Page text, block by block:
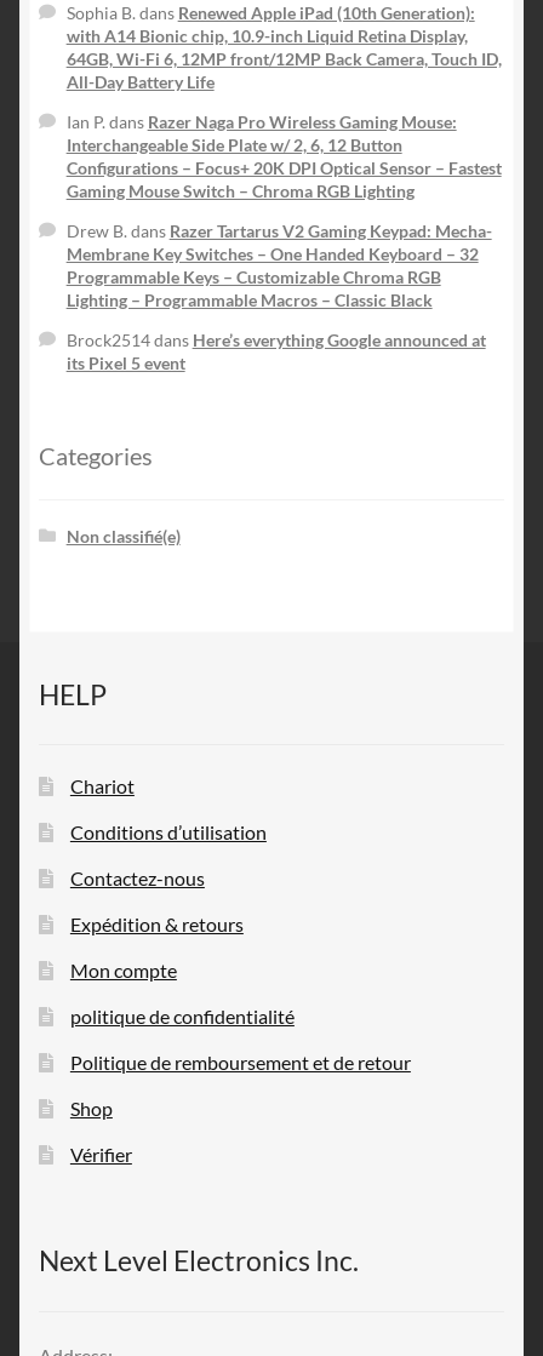
Sophia B. dans Renewed Apple iPad (10th Generation):
with A14 Bionic chip, 10.9-inch Liquid Retina Display,
64GB, Wi-Fi 6, 12MP front/12MP Back Camera, Touch ID,
All-Day Battery Life
Ian P. dans Razer Naga Pro Wireless Gaming Mouse:
Interchangeable Side Plate w/ 2, 6, 12 Button
Configurations – Focus+ 20K DPI Optical Sensor – Fastest
Gaming Mouse Switch – Chroma RGB Lighting
Drew B. dans Razer Tartarus V2 Gaming Keypad: Mecha-
Membrane Key Switches – One Handed Keyboard – 32
Programmable Keys – Customizable Chroma RGB
Lighting – Programmable Macros – Classic Black
Brock2514dans Here’s everything Google announced at
its Pixel 5 event
Categories
Non classifié(e)
HELP
Chariot
Conditions d’utilisation
Contactez-nous
Expédition & retours
Mon compte
politique de confidentialité
Politique de remboursement et de retour
Shop
Vérifier
Next Level Electronics Inc.